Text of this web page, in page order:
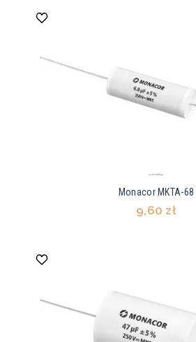
Monacor MKTA-68
9,60 zł